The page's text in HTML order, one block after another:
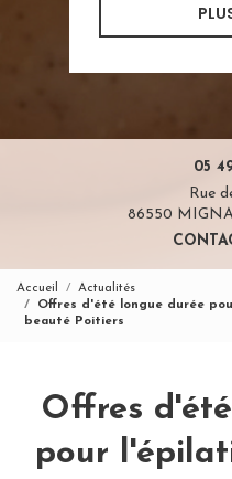
05
Rue
86550
Accueil
Actualités
Offres d'été longue durée
beauté Poitiers
Offres
pour